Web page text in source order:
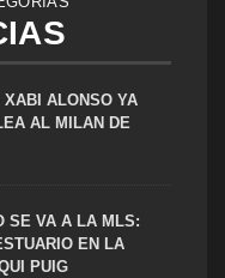
ALONSO YA
AL MILAN DE
SE VA A LA MLS:
EN LA
PUIG